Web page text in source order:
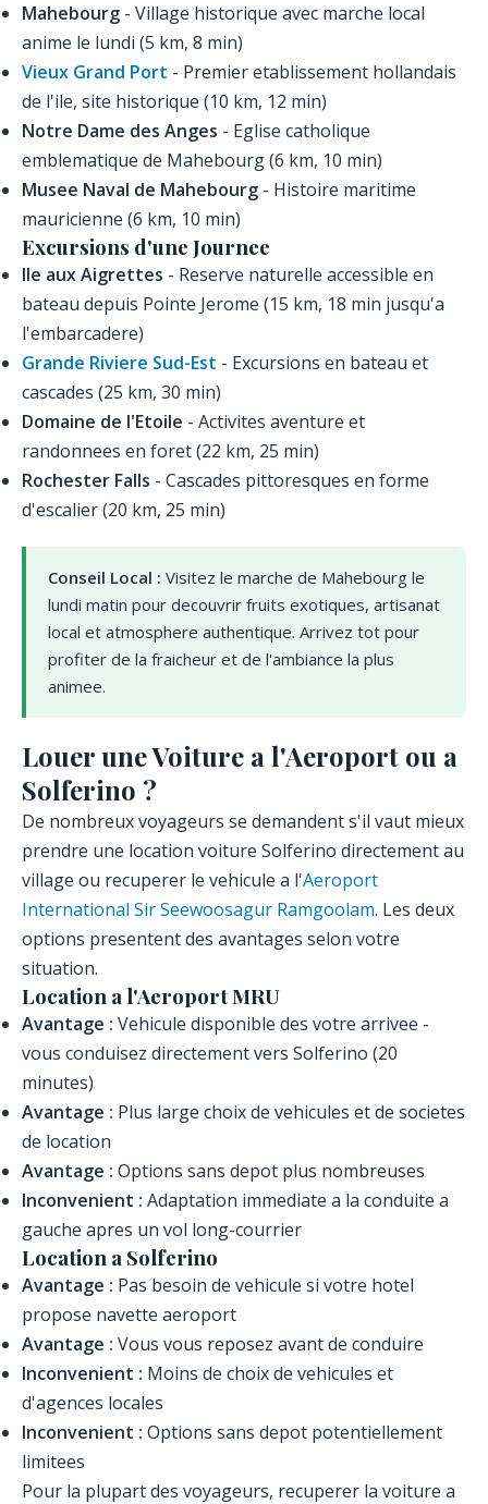
Mahebourg - Village historique avec marche local
anime le lundi (5 km, 8 min)
Vieux Grand Port - Premier etablissement hollandais
de l'ile, site historique (10 km, 12 min)
Notre Dame des Anges - Eglise catholique
emblematique de Mahebourg (6 km, 10 min)
Musee Naval de Mahebourg - Histoire maritime
mauricienne (6 km, 10 min)
Excursions d'une Journee
Ile aux Aigrettes - Reserve naturelle accessible en
bateau depuis Pointe Jerome (15 km, 18 min jusqu'a
l'embarcadere)
Grande Riviere Sud-Est - Excursions en bateau et
cascades (25 km, 30 min)
Domaine de l'Etoile - Activites aventure et
randonnees en foret (22 km, 25 min)
Rochester Falls - Cascades pittoresques en forme
d'escalier (20 km, 25 min)
Conseil Local : Visitez le marche de Mahebourg le
lundi matin pour decouvrir fruits exotiques, artisanat
local et atmosphere authentique. Arrivez tot pour
profiter de la fraicheur et de l'ambiance la plus
animee.
Louer une Voiture a l'Aeroport ou a
Solferino ?
De nombreux voyageurs se demandent s'il vaut mieux
prendre une location voiture Solferino directement au
village ou recuperer le vehicule a l'Aeroport
International Sir Seewoosagur Ramgoolam. Les deux
options presentent des avantages selon votre
situation.
Location a l'Aeroport MRU
Avantage : Vehicule disponible des votre arrivee -
vous conduisez directement vers Solferino (20
minutes)
Avantage : Plus large choix de vehicules et de societes
de location
Avantage : Options sans depot plus nombreuses
Inconvenient : Adaptation immediate a la conduite a
gauche apres un vol long-courrier
Location a Solferino
Avantage : Pas besoin de vehicule si votre hotel
propose navette aeroport
Avantage : Vous vous reposez avant de conduire
Inconvenient : Moins de choix de vehicules et
d'agences locales
Inconvenient : Options sans depot potentiellement
limitees
Pour la plupart des voyageurs, recuperer la voiture a